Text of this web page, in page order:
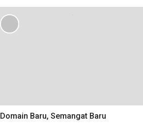
Domain Baru, Semangat Baru